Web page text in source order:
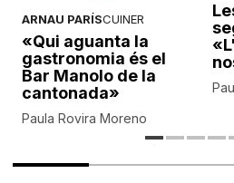
ARNAU PARÍSCUINER
«Qui aguanta la
gastronomia és el
Bar Manolo de la
cantonada»
Paula Rovira Moreno